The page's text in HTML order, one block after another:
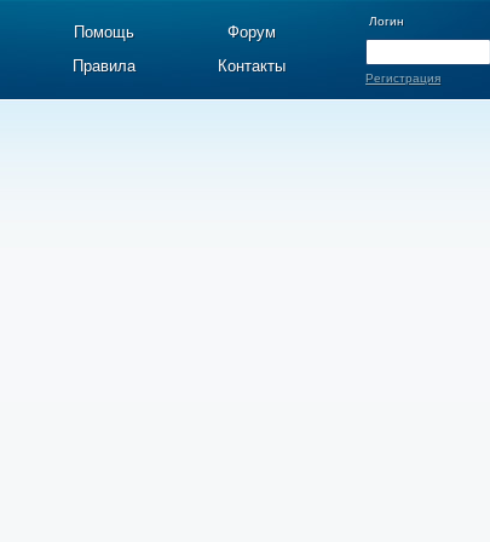
Помощь
Форум
Правила Контакты
Логин
Регистрация